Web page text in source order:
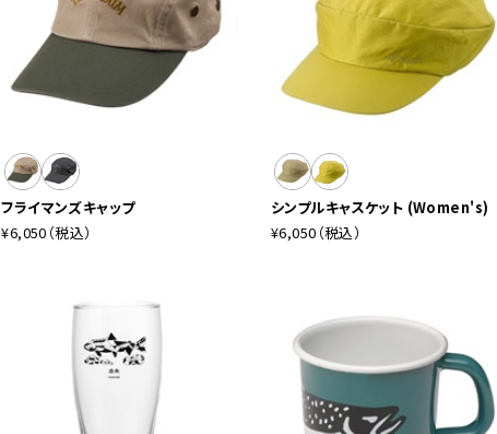
フライマンズキャップ
¥6,050 （税込）
シンプルキャスケット (Women's)
¥6,050 （税込）